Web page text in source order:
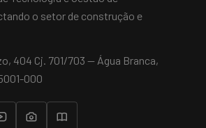
o setor de construção e
404 Cj. 701/703 — Água Branca,
000